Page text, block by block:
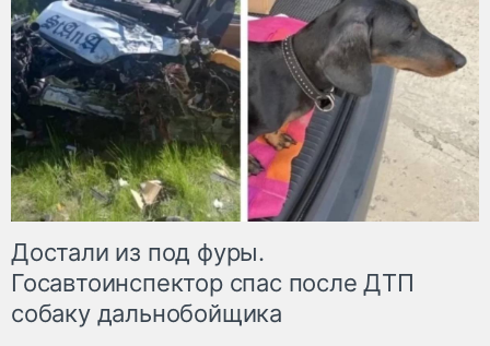
Достали из под фуры.
Госавтоинспектор спас после ДТП
собаку дальнобойщика